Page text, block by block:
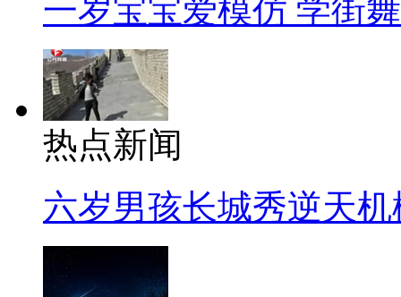
一岁宝宝爱模仿 学街
热点新闻
六岁男孩长城秀逆天机